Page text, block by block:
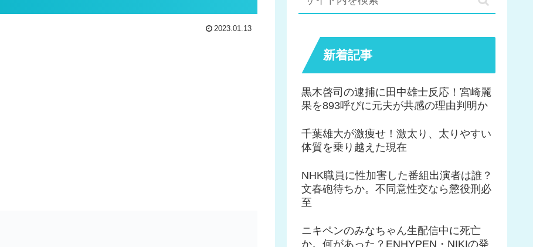
2023.01.13
新着記事
黒木啓司の逮捕に田中雄士反応！宮崎麗
果を893呼びに元夫が共感の理由判明か
千葉雄大が激痩せ！激太り、太りやすい
体質を乗り越えた現在
NHK職員に性加害した番組出演者は誰？
文春砲待ちか。不同意性交なら懲役刑必
至
ニキペンのみなちゃん生配信中に死亡
か。何があった？ENHYPEN・NIKIの発